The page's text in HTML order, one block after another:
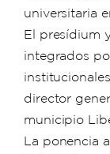
universitaria
El presídium
integrados
director
municipio
La ponencia